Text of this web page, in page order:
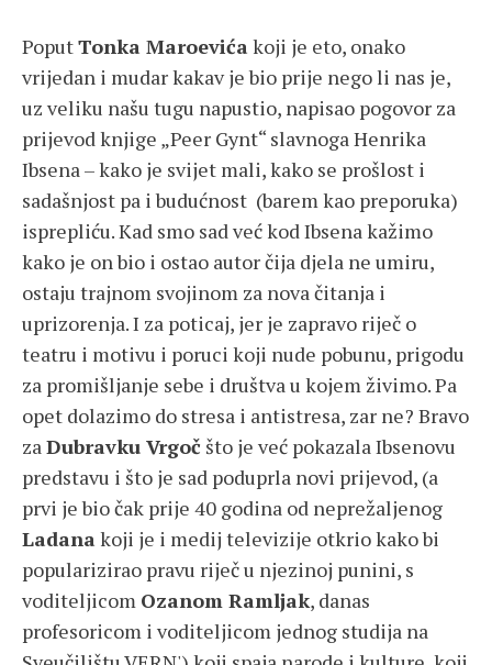
PoputTonka Maroevića koji je eto, onako
vrijedan i mudar kakav je bio prije nego li nas je,
uz veliku našu tugu napustio, napisao pogovor za
prijevod knjige „Peer Gynt“ slavnoga Henrika
Ibsena – kako je svijet mali, kako se prošlost i
sadašnjost pa i budućnost (barem kao preporuka)
isprepliću. Kad smo sad već kod Ibsena kažimo
kako je on bio i ostao autor čija djela ne umiru,
ostaju trajnom svojinom za nova čitanja i
uprizorenja. I za poticaj, jer je zapravo riječ o
teatru i motivu i poruci koji nude pobunu, prigodu
za promišljanje sebe i društva u kojem živimo. Pa
opet dolazimo do stresa i antistresa, zar ne? Bravo
zaDubravku Vrgoč što je već pokazala Ibsenovu
predstavu i što je sad poduprla novi prijevod, (a
prvi je bio čak prije 40 godina od neprežaljenog
Ladana koji je i medij televizije otkrio kako bi
popularizirao pravu riječ u njezinoj punini, s
voditeljicom Ozanom Ramljak, danas
profesoricom i voditeljicom jednog studija na